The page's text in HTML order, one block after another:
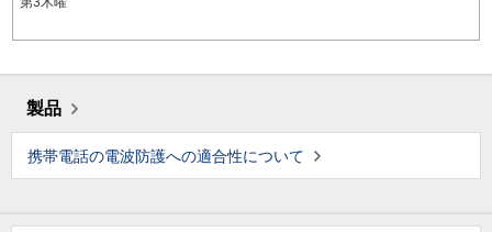
製品
携帯電話の電波防護への適合性について